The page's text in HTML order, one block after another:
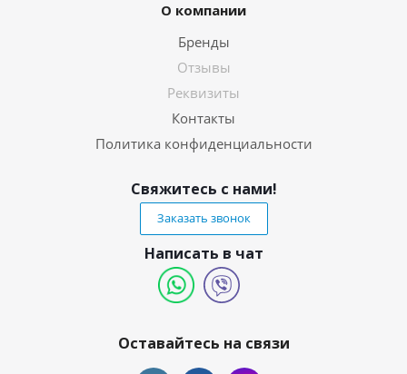
О компании
Бренды
Отзывы
Реквизиты
Контакты
Политика конфиденциальности
Свяжитесь с нами!
Заказать звонок
Написать в чат
Оставайтесь на связи